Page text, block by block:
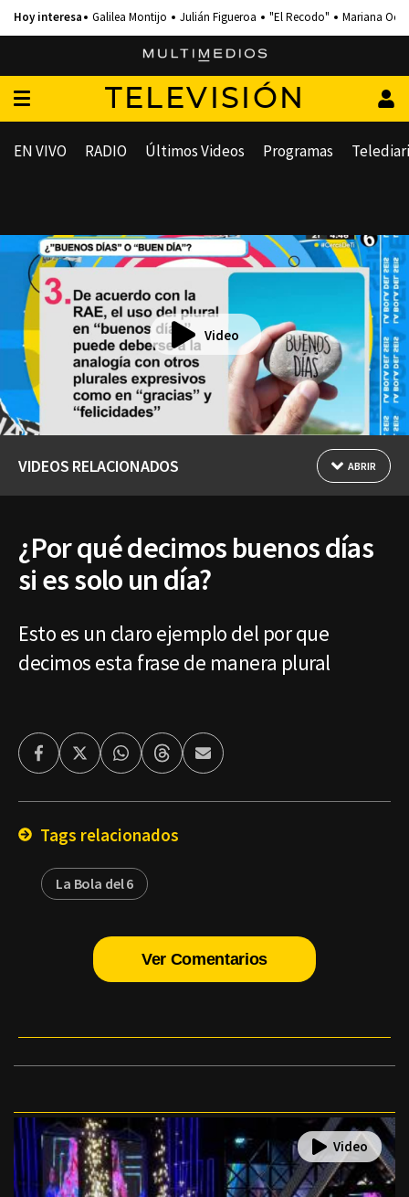
Galilea Montijo Julián Figueroa "El Recodo" Mariana
TELEVISIÓN
EN VIVO RADIO Últimos Videos Programas
Video
VIDEOS RELACIONADOS ABRIR
¿Por qué decimos buenos días
si es solo un día?
Esto es un claro ejemplo del por que
decimos esta frase de manera plural
FacebookTwitterWhatsappThreadsEnviar
por
Tags relacionados
La Bola del 6
Ver Comentarios